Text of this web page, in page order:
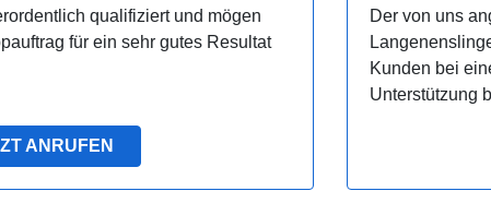
qualifiziert und mögen
für ein sehr gutes Resultat
ANRUFEN
Der von uns
Kunden bei
Unterstützung